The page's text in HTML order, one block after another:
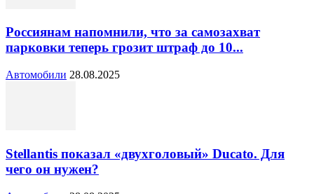
Россиянам напомнили, что за самозахват
парковки теперь грозит штраф до 10...
Автомобили 28.08.2025
Stellantis показал «двухголовый» Ducato. Для
чего он нужен?